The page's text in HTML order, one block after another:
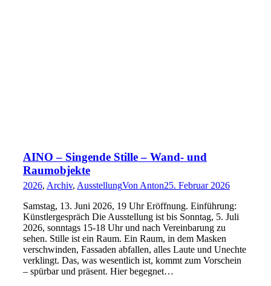
AINO – Singende Stille – Wand- und
Raumobjekte
2026, Archiv, AusstellungVon Anton25. Februar 2026
Samstag, 13. Juni 2026, 19 Uhr Eröffnung. Einführung:
Künstlergespräch Die Ausstellung ist bis Sonntag, 5. Juli
2026, sonntags 15-18 Uhr und nach Vereinbarung zu
sehen. Stille ist ein Raum. Ein Raum, in dem Masken
verschwinden, Fassaden abfallen, alles Laute und Unechte
verklingt. Das, was wesentlich ist, kommt zum Vorschein
– spürbar und präsent. Hier begegnet…